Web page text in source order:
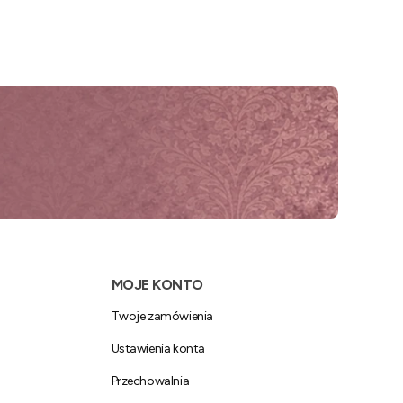
MOJE KONTO
Twoje zamówienia
Ustawienia konta
Przechowalnia